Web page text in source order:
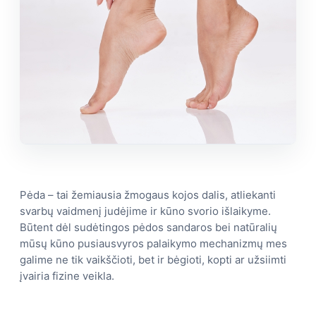
Pėda – tai žemiausia žmogaus kojos dalis, atliekanti
svarbų vaidmenį judėjime ir kūno svorio išlaikyme.
Būtent dėl sudėtingos pėdos sandaros bei natūralių
mūsų kūno pusiausvyros palaikymo mechanizmų mes
galime ne tik vaikščioti, bet ir bėgioti, kopti ar užsiimti
įvairia fizine veikla.